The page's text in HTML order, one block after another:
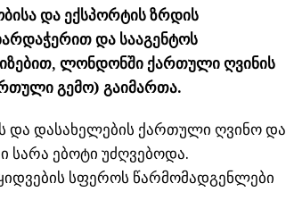
და ექსპორტის ზრდის
და სააგენტოს
ლონდონში ქართული ღვინის
გემო) გაიმართა.
და დასახელების ქართული ღვინო და
სარა ებოტი უძღვებოდა.
სფეროს წარმომადგენლები